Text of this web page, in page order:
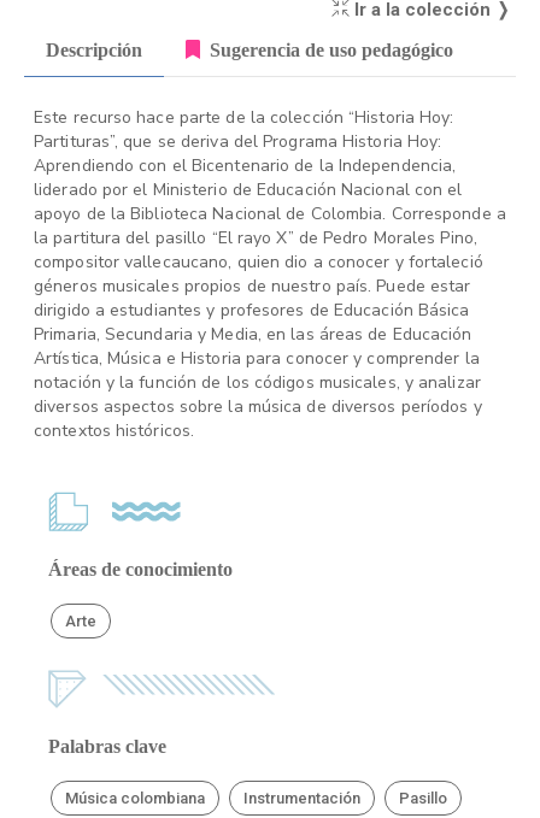
Ir a la colección ❭
Descripción Sugerencia de uso pedagógico
Este recurso hace parte de la colección “Historia Hoy:
Partituras”, que se deriva del Programa Historia Hoy:
Aprendiendo con el Bicentenario de la Independencia,
liderado por el Ministerio de Educación Nacional con el
apoyo de la Biblioteca Nacional de Colombia. Corresponde a
la partitura del pasillo “El rayo X” de Pedro Morales Pino,
compositor vallecaucano, quien dio a conocer y fortaleció
géneros musicales propios de nuestro país. Puede estar
dirigido a estudiantes y profesores de Educación Básica
Primaria, Secundaria y Media, en las áreas de Educación
Artística, Música e Historia para conocer y comprender la
notación y la función de los códigos musicales, y analizar
diversos aspectos sobre la música de diversos períodos y
contextos históricos.
Áreas de conocimiento
Arte
Palabras clave
Música colombiana Instrumentación Pasillo